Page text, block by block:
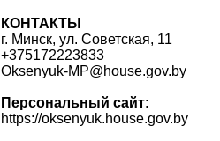
КОНТАКТЫ
г. Минск, ул. Советская, 11
+375172223833
Oksenyuk-MP@house.gov.by
Персональный сайт:
https://oksenyuk.house.gov.by